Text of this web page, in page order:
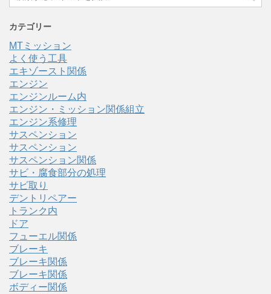
カテゴリー
MTミッション
よく使う工具
エキゾースト関係
エンジン
エンジンルーム内
エンジン・ミッション関係組立
エンジン系修理
サスペンション
サスペンション
サスペンション関係
サビ・腐食部分の処理
サビ取り
デントリペアー
トランク内
ドア
フューエル関係
ブレーキ
ブレーキ関係
ブレーキ関係
ボディー関係